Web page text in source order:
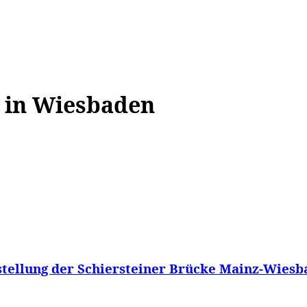
Wiesbaden
der Schiersteiner Brücke Mainz-